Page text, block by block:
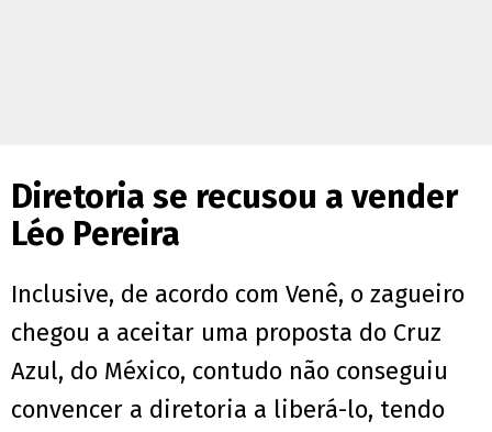
Diretoria se recusou a vender
Léo Pereira
Inclusive, de acordo com Venê, o zagueiro
chegou a aceitar uma proposta do Cruz
Azul, do México, contudo não conseguiu
convencer a diretoria a liberá-lo, tendo